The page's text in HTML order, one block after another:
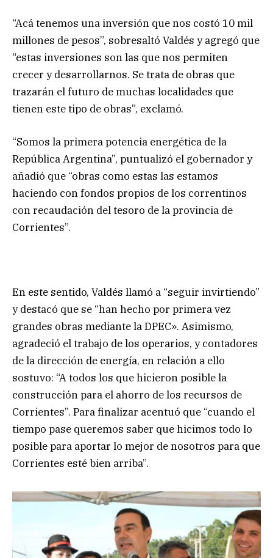
“Acá tenemos una inversión que nos costó 10 mil
millones de pesos”, sobresaltó Valdés y agregó que
“estas inversiones son las que nos permiten
crecer y desarrollarnos. Se trata de obras que
trazarán el futuro de muchas localidades que
tienen este tipo de obras”, exclamó.
“Somos la primera potencia energética de la
República Argentina”, puntualizó el gobernador y
añadió que “obras como estas las estamos
haciendo con fondos propios de los correntinos
con recaudación del tesoro de la provincia de
Corrientes”.
En este sentido, Valdés llamó a “seguir invirtiendo”
y destacó que se “han hecho por primera vez
grandes obras mediante la DPEC». Asimismo,
agradeció el trabajo de los operarios, y contadores
de la dirección de energía, en relación a ello
sostuvo: “A todos los que hicieron posible la
construcción para el ahorro de los recursos de
Corrientes”. Para finalizar acentuó que “cuando el
tiempo pase queremos saber que hicimos todo lo
posible para aportar lo mejor de nosotros para que
Corrientes esté bien arriba”.